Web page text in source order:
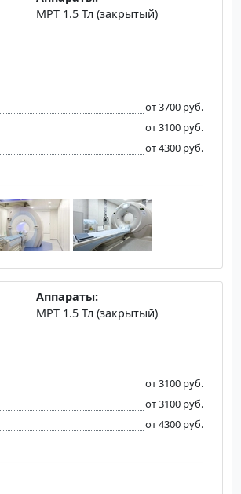
МРТ 1.5 Тл (закрытый)
от 3700 руб.
от 3100 руб.
от 4300 руб.
Аппараты:
МРТ 1.5 Тл (закрытый)
от 3100 руб.
от 3100 руб.
от 4300 руб.